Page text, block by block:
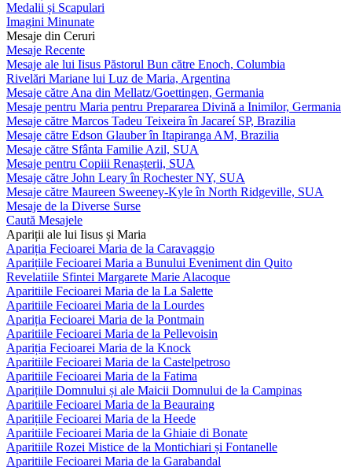
Medalii și Scapulari
Imagini Minunate
Mesaje din Ceruri
Mesaje Recente
Mesaje ale lui Iisus Păstorul Bun către Enoch, Columbia
Rivelări Mariane lui Luz de Maria, Argentina
Mesaje către Ana din Mellatz/Goettingen, Germania
Mesaje pentru Maria pentru Prepararea Divină a Inimilor, Germania
Mesaje către Marcos Tadeu Teixeira în Jacareí SP, Brazilia
Mesaje către Edson Glauber în Itapiranga AM, Brazilia
Mesaje către Sfânta Familie Azil, SUA
Mesaje pentru Copiii Renașterii, SUA
Mesaje către John Leary în Rochester NY, SUA
Mesaje către Maureen Sweeney-Kyle în North Ridgeville, SUA
Mesaje de la Diverse Surse
Caută Mesajele
Apariții ale lui Iisus și Maria
Apariția Fecioarei Maria de la Caravaggio
Aparițiile Fecioarei Maria a Bunului Eveniment din Quito
Revelatiile Sfintei Margarete Marie Alacoque
Aparitiile Fecioarei Maria de la La Salette
Aparitiile Fecioarei Maria de la Lourdes
Apariția Fecioarei Maria de la Pontmain
Aparitiile Fecioarei Maria de la Pellevoisin
Apariția Fecioarei Maria de la Knock
Aparitiile Fecioarei Maria de la Castelpetroso
Aparitiile Fecioarei Maria de la Fatima
Aparițiile Domnului și ale Maicii Domnului de la Campinas
Aparitiile Fecioarei Maria de la Beauraing
Aparițiile Fecioarei Maria de la Heede
Aparitiile Fecioarei Maria de la Ghiaie di Bonate
Aparitiile Rozei Mistice de la Montichiari și Fontanelle
Aparitiile Fecioarei Maria de la Garabandal